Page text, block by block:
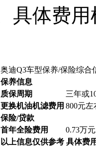
具体费
奥迪Q3车型保养/保险综合
保养信息
质保周期
三年或
更换机油机滤费用 800元左
保险/贷款
首年全险费用
0.73万
以上信息仅供参考 具体费